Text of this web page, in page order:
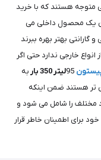
متوجه هستند که با خرید
یک محصول داخلی می
گارانتی بهتر بهره ببرند
خارجی ندارد حتی اگر
لیتر 350 بار
به
تر هستند ضمن اینکه
مختلف را شامل می شود و
برای اطمینان خاطر قرار